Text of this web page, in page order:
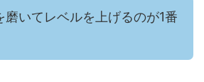
磨いてレベルを上げるのが1番